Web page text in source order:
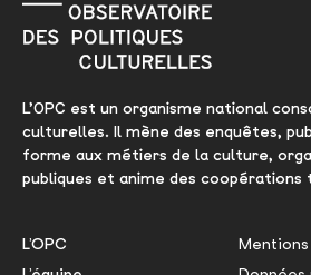
L’OPC est un organisme national
culturelles. Il mène des enquêtes,
forme aux métiers de la culture,
publiques et anime des
L’OPC